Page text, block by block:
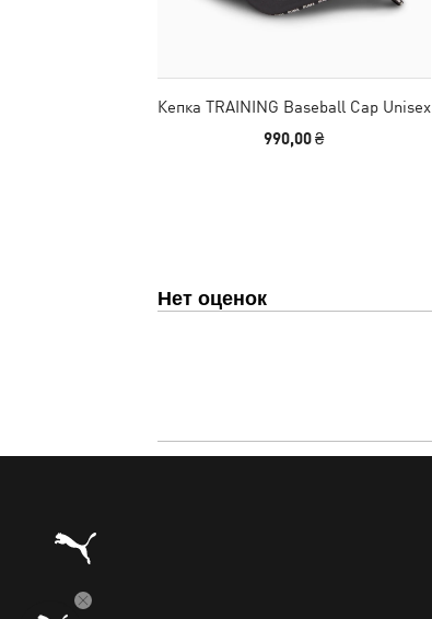
Кепка TRAINING Baseball Cap Unisex
990,00 ₴
Нет оценок